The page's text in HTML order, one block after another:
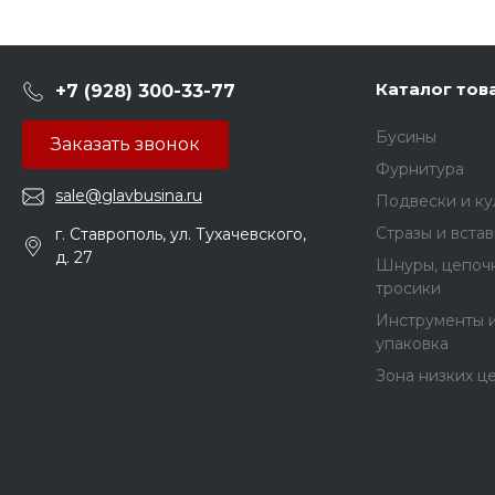
+7 (928) 300-33-77
Заказать звонок
sale@glavbusina.ru
г. Ставрополь, ул. Тухачевского,
д. 27
Каталог
Бусины
Фурнитура
Подвески и
Стразы и
Шнуры,
тросики
Инструменты
упаковка
Зона низких